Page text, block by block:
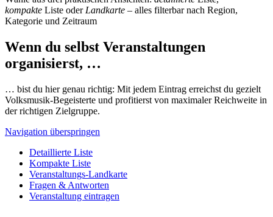
kompakte Liste oder Landkarte – alles filterbar nach Region,
Kategorie und Zeitraum
Wenn du selbst Veranstaltungen
organisierst, …
… bist du hier genau richtig: Mit jedem Eintrag erreichst du gezielt
Volksmusik-Begeisterte und profitierst von maximaler Reichweite in
der richtigen Zielgruppe.
Navigation überspringen
Detaillierte Liste
Kompakte Liste
Veranstaltungs-Landkarte
Fragen & Antworten
Veranstaltung eintragen